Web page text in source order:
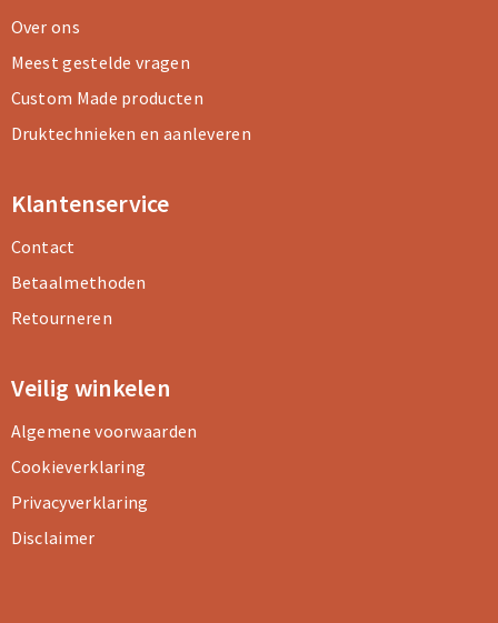
Over ons
Meest gestelde vragen
Custom Made producten
Druktechnieken en aanleveren
Klantenservice
Contact
Betaalmethoden
Retourneren
Veilig winkelen
Algemene voorwaarden
Cookieverklaring
Privacyverklaring
Disclaimer